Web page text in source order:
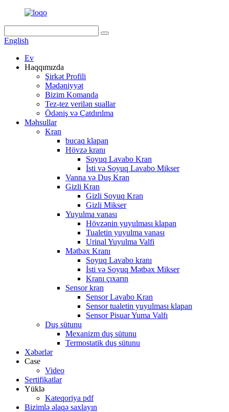
English
Ev
Haqqımızda
Şirkət Profili
Mədəniyyət
Bizim Komanda
Tez-tez verilən suallar
Ödəniş və Çatdırılma
Məhsullar
Kran
bucaq klapan
Hövzə kranı
Soyuq Lavabo Kran
İsti və Soyuq Lavabo Mikser
Vanna və Duş Kran
Gizli Kran
Gizli Soyuq Kran
Gizli Mikser
Yuyulma vanası
Hövzənin yuyulması klapan
Tualetin yuyulma vanası
Urinal Yuyulma Valfi
Mətbəx Kranı
Soyuq Lavabo kranı
İsti və Soyuq Mətbəx Mikser
Kranı çıxarın
Sensor kran
Sensor Lavabo Kran
Sensor tualetin yuyulması klapan
Sensor Pisuar Yuma Valfı
Duş sütunu
Mexanizm duş sütunu
Termostatik duş sütunu
Xəbərlər
Case
Video
Sertifikatlar
Yüklə
Kateqoriya pdf
Bizimlə əlaqə saxlayın